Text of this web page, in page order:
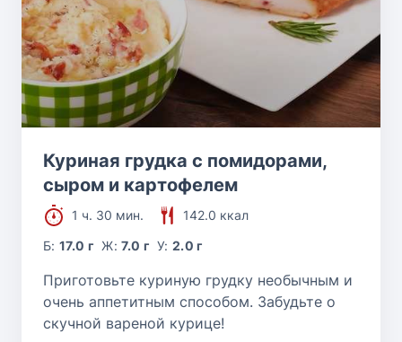
Куриная грудка с помидорами,
сыром и картофелем
1 ч. 30 мин.
142.0 ккал
Б:17.0 г Ж:7.0 г У:2.0 г
Приготовьте куриную грудку необычным и
очень аппетитным способом. Забудьте о
скучной вареной курице!